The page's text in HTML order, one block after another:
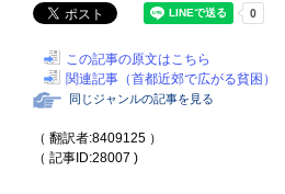
この記事の原文はこちら
関連記事（首都近郊で広がる貧困）
同じジャンルの記事を見る
（ 翻訳者:8409125 ）
（ 記事ID:28007 )